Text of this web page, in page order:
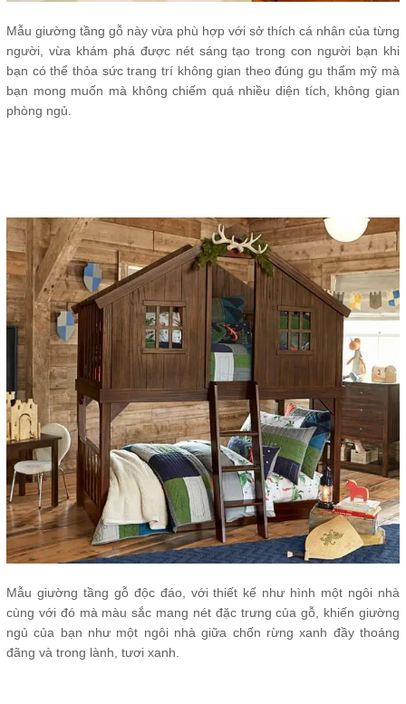
Mẫu giường tầng gỗ này vừa phù hợp với sở thích cá nhân của từng
người, vừa khám phá được nét sáng tạo trong con người bạn khi
bạn có thể thỏa sức trang trí không gian theo đúng gu thẩm mỹ mà
bạn mong muốn mà không chiếm quá nhiều diện tích, không gian
phòng ngủ.
Mẫu giường tầng gỗ độc đáo, với thiết kế như hình một ngôi nhà
cùng với đó mà màu sắc mang nét đặc trưng của gỗ, khiến giường
ngủ của bạn như một ngôi nhà giữa chốn rừng xanh đầy thoáng
đãng và trong lành, tươi xanh.